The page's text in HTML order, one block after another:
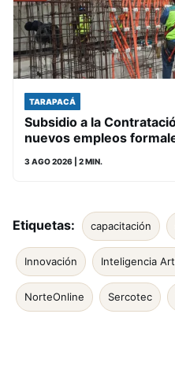
TARAPACÁ
Subsidio a la
nuevos empleos
3 AGO 2026 | 2 MIN.
Etiquetas: capacitación
Innovación Inteligencia
NorteOnline Sercotec